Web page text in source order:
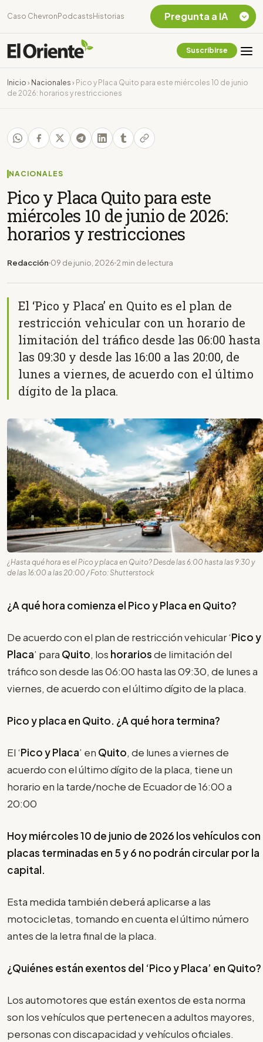
Caso Chevron Podcasts Historias
Suscribirse
Inicio › Nacionales › Pico y Placa Quito para este miércoles 10 de junio
de 2026: horarios y restricciones
NACIONALES
Pico y Placa Quito para este
miércoles 10 de junio de 2026:
horarios y restricciones
Redacción 09 de junio, 2026 2 min de lectura
El ‘Pico y Placa’ en Quito es el plan de
restricción vehicular con un horario de
limitación del tráfico desde las 06:00 hasta
las 09:30 y desde las 16:00 a las 20:00, de
lunes a viernes, de acuerdo con el último
dígito de la placa.
¿Hasta qué hora es el Pico y placa en Quito? Desde las 6:00 hasta las 9:30 y
de las 16:00 a las 20:00 / Foto: Shutterstock
¿A qué hora comienza el Pico y Placa en Quito?
De acuerdo con el plan de restricción vehicular ‘Pico y
Placa’ para Quito, los horariosde limitación del
tráfico son desde las 06:00 hasta las 09:30, de lunes a
viernes, de acuerdo con el último dígito de la placa.
Pico y placa en Quito. ¿A qué hora termina?
El ‘Pico y Placa’ en Quito, de lunes a viernes de
acuerdo con el último dígito de la placa, tiene un
horario en la tarde/noche de Ecuador de 16:00 a
20:00
Hoy miércoles 10 de junio de 2026 los vehículos con
placas terminadas en 5 y 6 no podrán circular por la
capital.
Esta medida también deberá aplicarse a las
motocicletas, tomando en cuenta el último número
antes de la letra final de la placa.
¿Quiénes están exentos del ‘Pico y Placa’ en Quito?
Los automotores que están exentos de esta norma
son los vehículos que pertenecen a adultos mayores,
personas con discapacidad y vehículos oficiales.
Pregunta a IA
Chevron Ecuador